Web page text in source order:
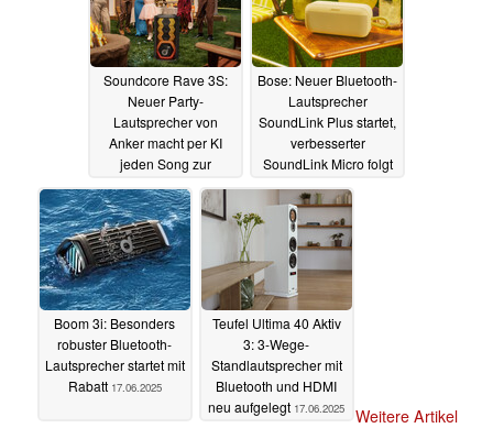
Soundcore Rave 3S:
Neuer Party-
Lautsprecher von
Anker macht per KI
jeden Song zur
24.06.2025
Bose: Neuer Bluetooth-
Lautsprecher
SoundLink Plus startet,
verbesserter
SoundLink Micro folgt
19.06.2025
Boom 3i: Besonders
robuster Bluetooth-
Lautsprecher startet mit
Rabatt 17.06.2025
Teufel Ultima 40 Aktiv
3: 3-Wege-
Standlautsprecher mit
Bluetooth und HDMI
neu aufgelegt 17.06.2025
Weitere Artikel